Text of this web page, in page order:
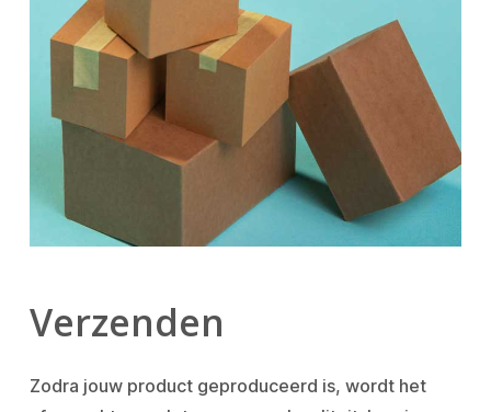
Verzenden
Zodra jouw product geproduceerd is, wordt het